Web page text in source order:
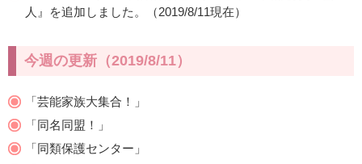
人』を追加しました。（2019/8/11現在）
今週の更新（2019/8/11）
「芸能家族大集合！」
「同名同盟！」
「同類保護センター」